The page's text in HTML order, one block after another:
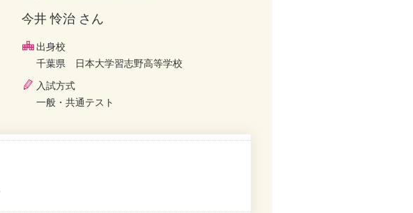
今井 怜治 さん
出身校
千葉県 日本大学習志野高等学校
入試方式
一般・共通テスト